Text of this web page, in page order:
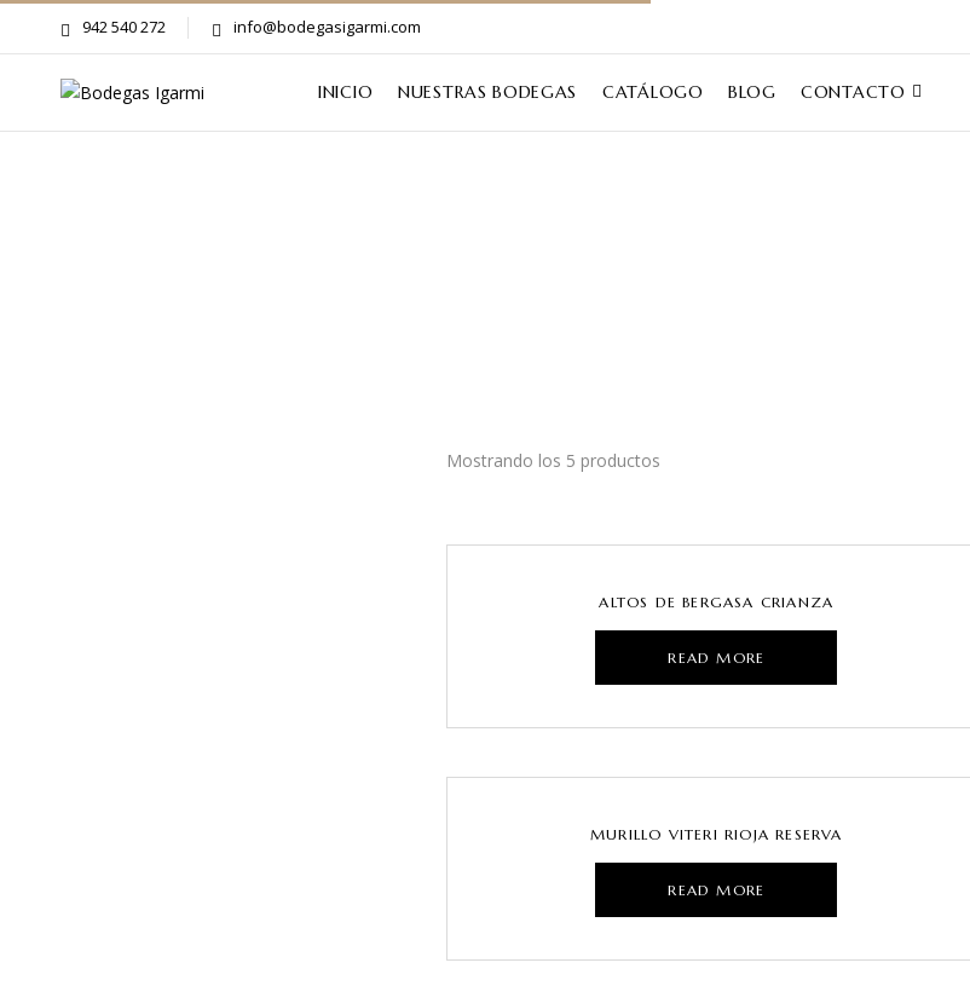
942 540 272 info@bodegasigarmi.com
INICIO NUESTRAS BODEGAS CATÁLOGO BLOG CONTACTO
Mostrando los 5 productos
ALTOS DE BERGASA CRIANZA
READ MORE
MURILLO VITERI RIOJA RESERVA
READ MORE